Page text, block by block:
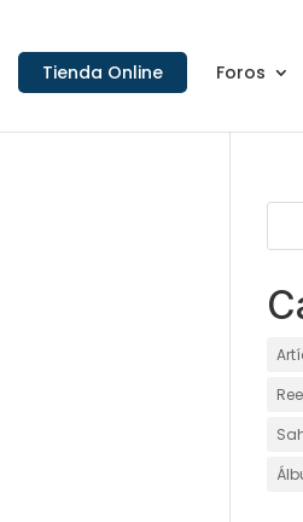
Tienda Online Foros